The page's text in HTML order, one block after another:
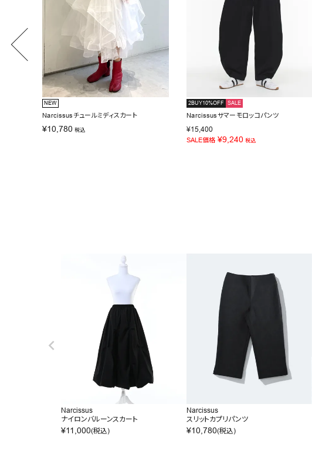
NEW
Narcissusチュールミディスカート
¥10,780 税込
2BUY10%OFF SALE
Narcissusサマーモロッコパンツ
¥15,400
SALE価格 ¥9,240 税込
Narcissus
ナイロンバルーンスカート
¥11,000(税込)
Narcissus
スリットカプリパンツ
¥10,780(税込)